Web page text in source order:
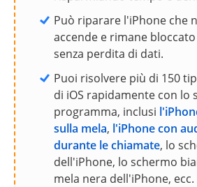
Può riparare l'iPhone che
accende e rimane
senza perdita di dati.
Puoi risolvere più di 150
di iOS rapidamente con lo
programma, inclusi
sulla mela, l'iPhone con
durante le chiamate, lo
dell'iPhone, lo schermo
mela nera dell'iPhone, ecc.